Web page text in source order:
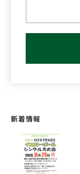
新着情報